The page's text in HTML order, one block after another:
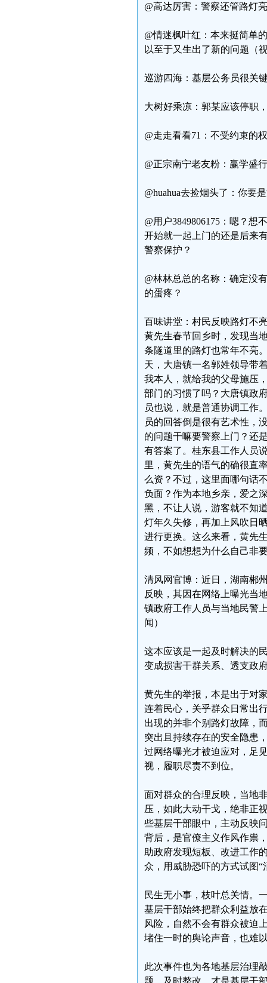
@高达厉害：警察还管路灯
@情迷枫叶红：本来挺简单
以至于又生出了新的问题（
巡游四海：基层公务员很关
大树好乘凉：郭某应该停职
@走走看看71：不受约束的
@正宗南宁老友粉：赢学盛
@huahua去捡烟头了：你要
@用户3849806175：嗯？
开始就一起上门的还是后来
警察保护？
@林林总总的名称：确定没
的蛋疼？
百味讲堂：村民反映路灯不
黄先生春节回乡时，发现当
条隧道里的路灯也常年不亮
天，大唐镇一名郭姓领导带
我本人，就给我的父母施压
部门的习惯了吗？大唐镇政
员也说，就是普通协调工作
员的回答倒是很有艺术性，
的问题干嘛要警察上门？还
有答案了。桂东县工作人员
里，黄先生的语气的确很直
么资？不过，这里面哪句话
负面？作为本地乡亲，爱之
黑，不让人说，游客就不知
灯年久失修，再加上风吹日
进行更换。这么来看，黄先
频，不如想想为什么自己非
清风网官博：近日，湖南郴
反映，其因在网络上曝光当
镇政府工作人员与当地民警
闻）
这本应该是一起及时解决的
变成损害干群关系、透支政
黄先生的举报，本是出于对
连着民心，关乎群众日常出
出现的并非个别路灯故障，
突出且持续存在的安全隐患
过网络曝光才被迫应对，足
视，履职尽责不到位。
面对群众的合理反映，当地
压，如此大动干戈，绝非正
些基层干部眼中，主动反映
背后，是官僚主义作风作祟
助政府发现短板、改进工作
众，用威胁恐吓的方式试图“
民生无小事，枝叶总关情。
基层干部始终把群众利益放
风险，自然不会有群众被迫
堵住一时的舆论声音，也难
此次事件也为各地基层治理
题、及时整改，才是基层干